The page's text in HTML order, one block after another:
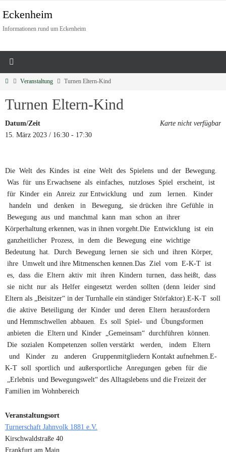
Eckenheim
Informationen rund um Eckenheim
Veranstaltung Turnen Eltern-Kind
Turnen Eltern-Kind
Karte nicht verfügbar
Datum/Zeit
15. März 2023 / 16:30 - 17:30
Die Welt des Kindes ist eine Welt des Spielens und der Bewegung.
Was für uns Erwachsene als einfaches, nutzloses Spiel erscheint, ist
für Kinder ein Anreiz zur Entwicklung und zum lernen. Kinder
handeln und denken in Bewegung, sie drücken ihre Gefühle in
Bewegung aus und manchmal kann man schon an ihrer
Körperhaltung erkennen, was in ihnen vorgeht.Die Entwicklung ist ein
ganzheitlicher Prozess, in dem die Bewegung eine wichtige
Bedeutung hat. Durch Bewegung lernen sie sich und ihren Körper,
ihre Umwelt und ihre Mitmenschen kennen.Das Ziel vom E-K-T ist
es, dass die Eltern aktiv mit ihren Kindern turnen, dass heißt, dass
sie nicht nur als Helfer eingesetzt werden sollten (denn leider sind
Eltern als „Beisitzer“ in der Turnhalle ein ständiger Störfaktor).E-K-T soll
die aktive Beteiligung der Kinder und deren Eltern herausfordern
und Hemmschwellen abbauen. Es soll Spiel- und Übungsformen
anbieten die Eltern und Kinder „Gemeinsam“ durchführen können.
Die sozialen Kompetenzen sollen verstärkt werden, indem Eltern
und Kinder zu anderen Gruppenmitgliedern Kontakt aufnehmen.E-
K-T soll sportlich und außersportliche Anregungen geben für die
„Erlebnis und Bewegungswelt“ des Alltagslebens und die Freizeit der
Familien im Wohnbereich
Veranstaltungsort
Turnerschaft Jahnvolk 1881 e.V.
Kirschwaldstraße 40
Frankfurt am Main